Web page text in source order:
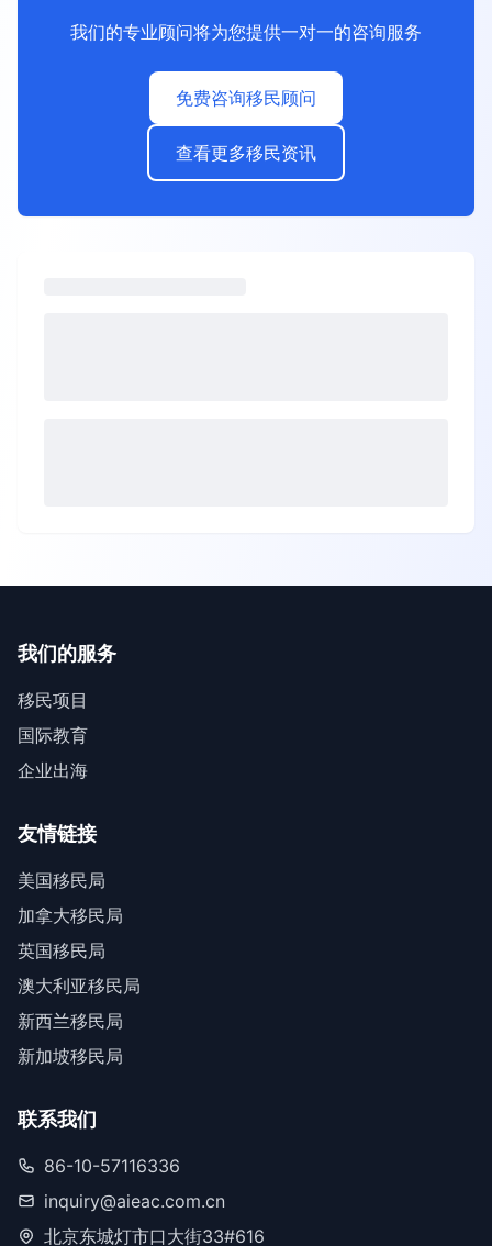
我们的专业顾问将为您提供一对一的咨询服务
免费咨询移民顾问
查看更多移民资讯
我们的服务
移民项目
国际教育
企业出海
友情链接
美国移民局
加拿大移民局
英国移民局
澳大利亚移民局
新西兰移民局
新加坡移民局
联系我们
86-10-57116336
inquiry@aieac.com.cn
北京东城灯市口大街33#616